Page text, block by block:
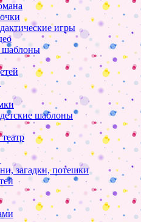
игры
шаблоны
шаблоны
загадки, потешки